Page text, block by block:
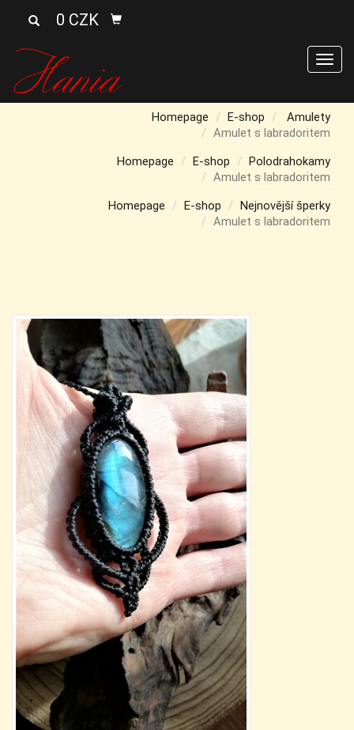
0 CZK
Homepage E-shop
Amulety
Amulet s labradoritem
Homepage
E-shop
Polodrahokamy
Amulet s labradoritem
Homepage
E-shop
Nejnovější šperky
Amulet s labradoritem